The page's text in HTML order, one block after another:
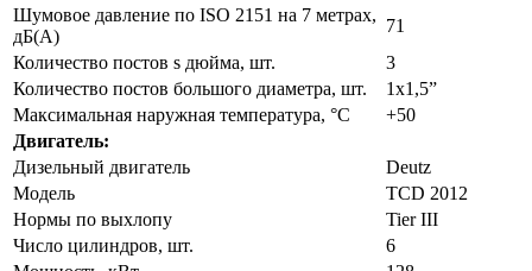
Шумовое давление по ISO 2151 на 7 метрах,
дБ(А)
71
Количество постов ѕ дюйма, шт.
3
Количество постов большого диаметра, шт.
1x1,5”
Максимальная наружная температура, °С
+50
Двигатель:
Дизельный двигатель
Deutz
Модель
TCD 2012
Нормы по выхлопу
Tier III
Число цилиндров, шт.
6